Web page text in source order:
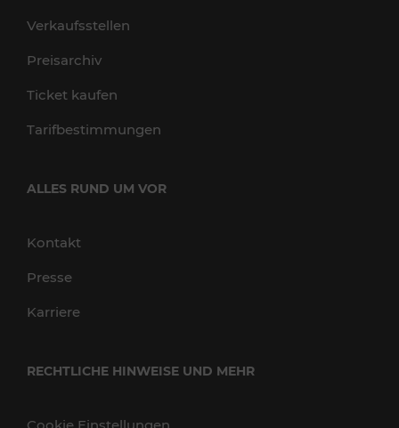
Verkaufsstellen
Preisarchiv
Ticket kaufen
Tarifbestimmungen
ALLES RUND UM VOR
Kontakt
Presse
Karriere
RECHTLICHE HINWEISE UND MEHR